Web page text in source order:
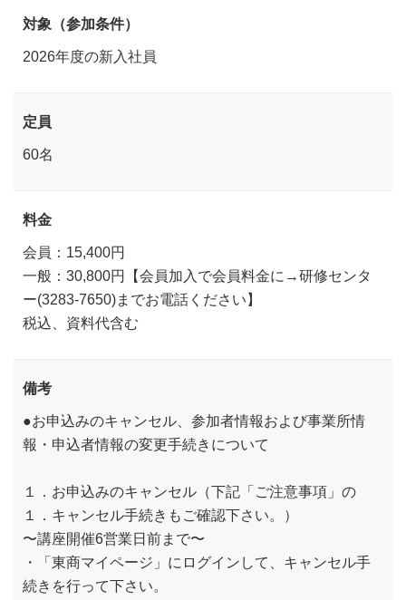
対象（参加条件）
2026年度の新入社員
定員
60名
料金
会員：15,400円
一般：30,800円【会員加入で会員料金に→研修センタ
ー(3283-7650)までお電話ください】
税込、資料代含む
備考
●お申込みのキャンセル、参加者情報および事業所情
報・申込者情報の変更手続きについて
１．お申込みのキャンセル（下記「ご注意事項」の
１．キャンセル手続きもご確認下さい。）
〜講座開催6営業日前まで〜
・「東商マイページ」にログインして、キャンセル手
続きを行って下さい。